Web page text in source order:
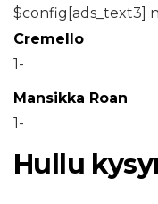
$config[ads_text3]
Cremello
1-
Mansikka Roan
1-
Hullu